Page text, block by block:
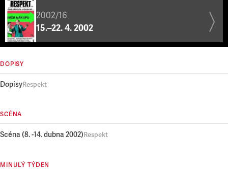
2002/16
15.–22. 4. 2002
DOPISY
DopisyRespekt
SCÉNA
Scéna (8. -14. dubna 2002)Respekt
MINULÝ TÝDEN